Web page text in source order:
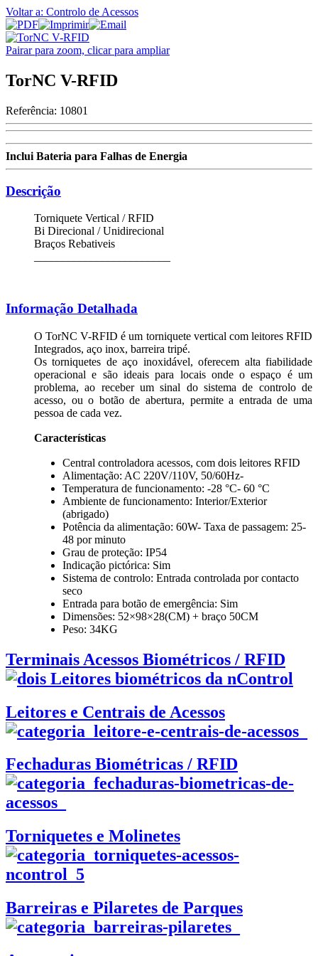
Voltar a: Controlo de Acessos
Pairar para zoom, clicar para ampliar
TorNC V-RFID
Referência: 10801
Inclui Bateria para Falhas de Energia
Descrição
Torniquete Vertical / RFID
Bi Direcional / Unidirecional
Braços Rebativeis
Informação Detalhada
O TorNC V-RFID é um torniquete vertical com leitores RFID
Integrados, aço inox, barreira tripé.
Os torniquetes de aço inoxidável, oferecem alta fiabilidade
operacional e são ideais para locais onde o espaço é um
problema, ao receber um sinal do sistema de controlo de
acesso, ou o botão de abertura, permite a entrada de uma
pessoa de cada vez.
Características
Central controladora acessos, com dois leitores RFID
Alimentação: AC 220V/110V, 50/60Hz-
Temperatura de funcionamento: -28 °C- 60 °C
Ambiente de funcionamento: Interior/Exterior
(abrigado)
Potência da alimentação: 60W- Taxa de passagem: 25-
48 por minuto
Grau de proteção: IP54
Indicação pictórica: Sim
Sistema de controlo: Entrada controlada por contacto
seco
Entrada para botão de emergência: Sim
Dimensões: 52×98×28(CM) + braço 50CM
Peso: 34KG
Terminais Acessos Biométricos / RFID
Leitores e Centrais de Acessos
Fechaduras Biométricas / RFID
Torniquetes e Molinetes
Barreiras e Pilaretes de Parques